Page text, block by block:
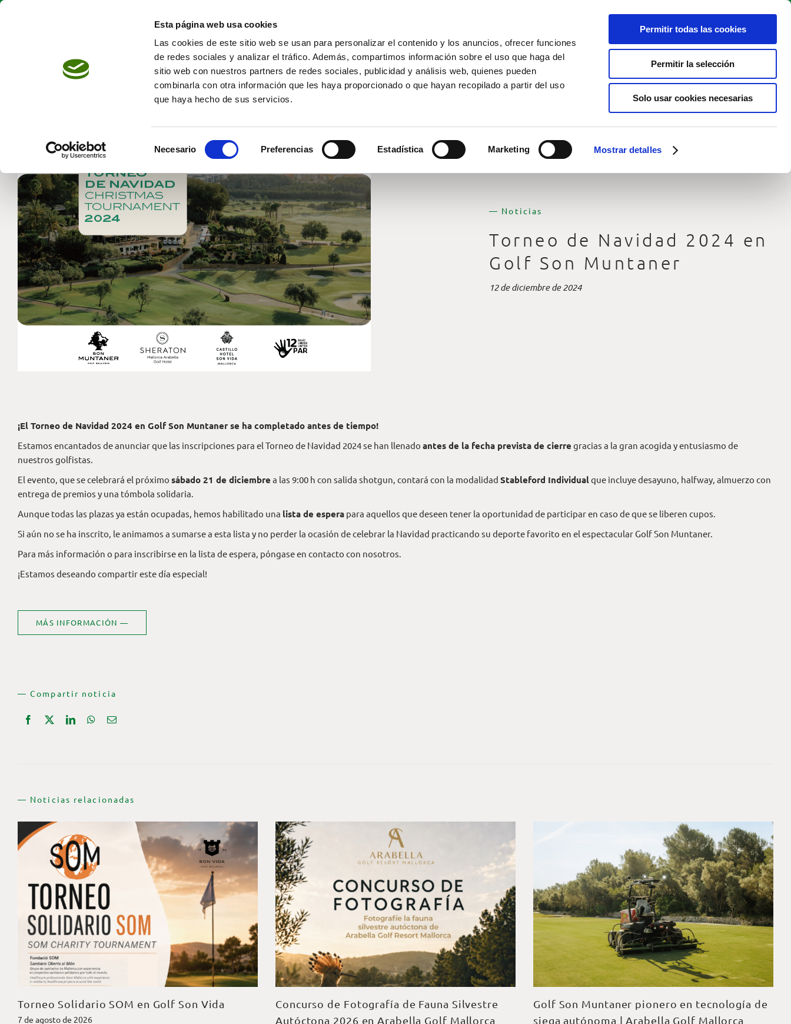
Esta página web usa cookies
Las cookies de este sitio web se usan para personalizar el contenido y los anuncios, ofrecer funciones
de redes sociales y analizar el tráfico. Además, compartimos información sobre el uso que haga del
sitio web con nuestros partners de redes sociales, publicidad y análisis web, quienes pueden
combinarla con otra información que les haya proporcionado o que hayan recopilado a partir del uso
que haya hecho de sus servicios.
Necesario Preferencias Estadística Marketing Mostrar detalles
Permitir todas las cookies
Permitir la selección
Solo usar cookies necesarias
Saltar
RESERVAR
ES
— Noticias
Torneo de Navidad 2024 en
Golf Son Muntaner
12 de diciembre de 2024
¡El Torneo de Navidad 2024 en Golf Son Muntaner se ha completado antes de tiempo!
Estamos encantados de anunciar que las inscripciones para el Torneo de Navidad 2024 se han llenado antes de la fecha prevista de cierre gracias a la gran acogida y entusiasmo de
nuestros golfistas.
El evento, que se celebrará el próximo sábado 21 de diciembre a las 9:00 h con salida shotgun, contará con la modalidad Stableford Individualque incluye desayuno, halfway, almuerzo con
entrega de premios y una tómbola solidaria.
Aunque todas las plazas ya están ocupadas, hemos habilitado una lista de esperapara aquellos que deseen tener la oportunidad de participar en caso de que se liberen cupos.
Si aún no se ha inscrito, le animamos a sumarse a esta lista y no perder la ocasión de celebrar la Navidad practicando su deporte favorito en el espectacular Golf Son Muntaner.
Para más información o para inscribirse en la lista de espera, póngase en contacto con nosotros.
¡Estamos deseando compartir este día especial!
MÁS INFORMACIÓN —
— Compartir noticia
— Noticias relacionadas
Torneo Solidario SOM en Golf Son Vida
7 de agosto de 2026
Concurso de Fotografía de Fauna Silvestre
Autóctona 2026 en Arabella Golf Mallorca
Golf Son Muntaner pionero en tecnología de
siega autónoma | Arabella Golf Mallorca